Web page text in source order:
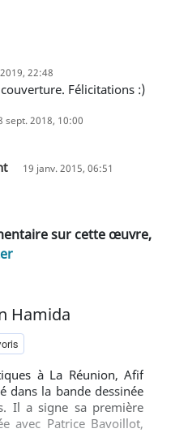
22:48
couverture. Félicitations :)
sept. 2018, 10:00
19 janv. 2015, 06:51
sur cette œuvre,
Hamida
à La Réunion, Afif
dans la bande dessinée
Il a signe sa première
avec Patrice Bavoillot,